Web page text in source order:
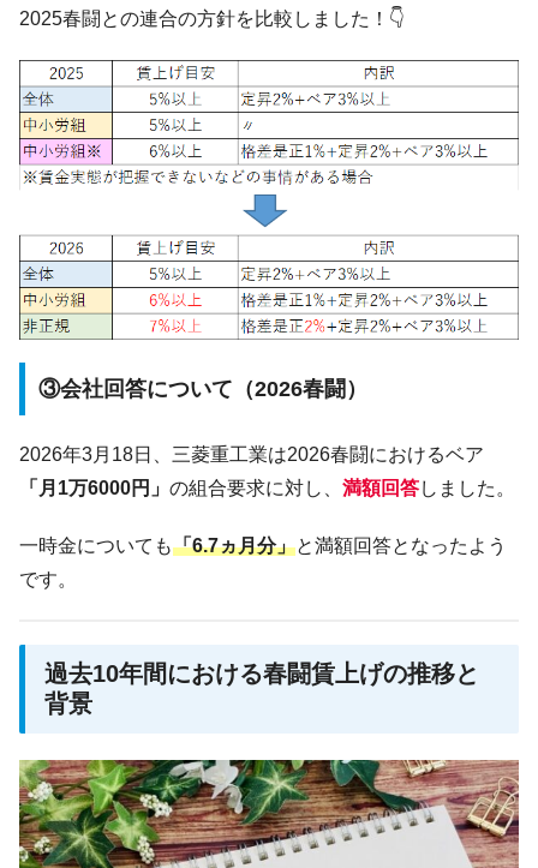
2025春闘との連合の方針を比較しました！👇
③会社回答について（2026春闘）
2026年3月18日、三菱重工業は2026春闘におけるベア
「月1万6000円」 の組合要求に対し、 満額回答しました。
一時金についても「6.7ヵ月分」と満額回答となったよう
です。
過去10年間における春闘賃上げの推移と
背景